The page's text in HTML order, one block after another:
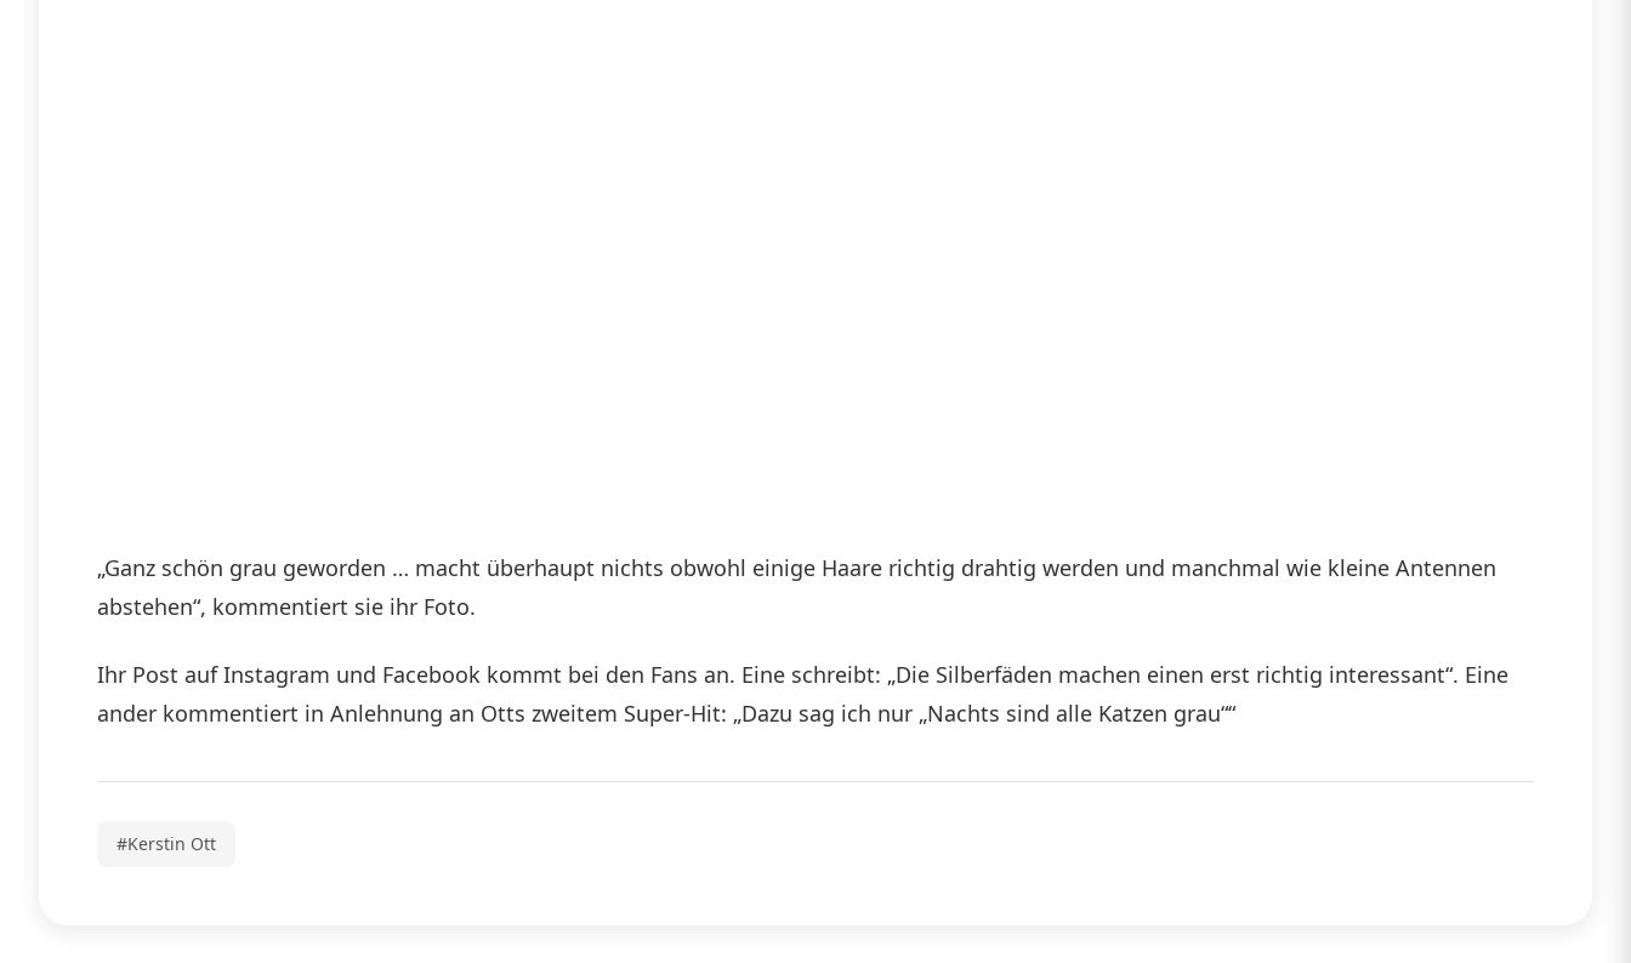
„Ganz schön grau geworden … macht überhaupt nichts obwohl einige Haare richtig drahtig werden und manchmal wie kleine Antennen
abstehen“, kommentiert sie ihr Foto.
Ihr Post auf Instagram und Facebook kommt bei den Fans an. Eine schreibt: „Die Silberfäden machen einen erst richtig interessant“. Eine
ander kommentiert in Anlehnung an Otts zweitem Super-Hit: „Dazu sag ich nur „Nachts sind alle Katzen grau““
#Kerstin Ott